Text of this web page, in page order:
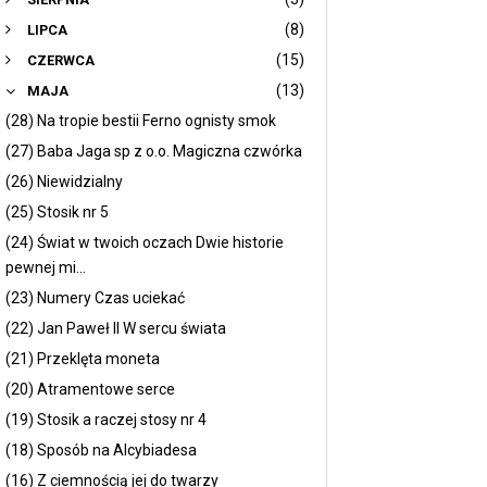
LIPCA (8)
CZERWCA (15)
MAJA
(13)
(28) Na tropie bestii Ferno ognisty smok
(27) Baba Jaga sp z o.o. Magiczna czwórka
(26) Niewidzialny
(25) Stosik nr 5
(24) Świat w twoich oczach Dwie historie
pewnej mi...
(23) Numery Czas uciekać
(22) Jan Paweł II W sercu świata
(21) Przeklęta moneta
(20) Atramentowe serce
(19) Stosik a raczej stosy nr 4
(18) Sposób na Alcybiadesa
(16) Z ciemnością jej do twarzy